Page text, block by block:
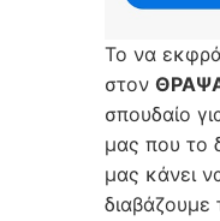
Το να
στον
σπουδαίο
μας που το
μας κάνει
διαβάζουμε